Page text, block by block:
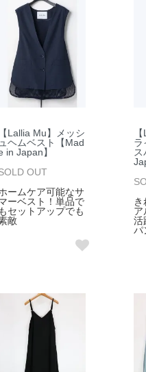
【Lallia Mu】メッシ
ュヘムベスト【Mad
in Japan】
OUT
ームケア可能なサ
ーベスト！単品で
もセットアップでも
敵
ラ
き
ア
活
パ